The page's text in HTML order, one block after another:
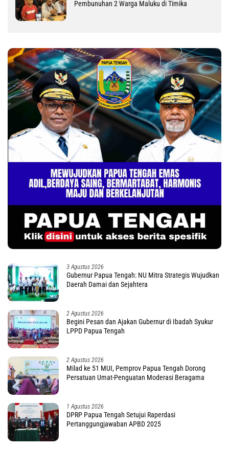
Pembunuhan 2 Warga Maluku di Timika
3 Agustus 2026
Gubernur Papua Tengah: NU Mitra Strategis Wujudkan
Daerah Damai dan Sejahtera
2 Agustus 2026
Begini Pesan dan Ajakan Gubernur di Ibadah Syukur
LPPD Papua Tengah
2 Agustus 2026
Milad ke 51 MUI, Pemprov Papua Tengah Dorong
Persatuan Umat-Penguatan Moderasi Beragama
1 Agustus 2026
DPRP Papua Tengah Setujui Raperdasi
Pertanggungjawaban APBD 2025